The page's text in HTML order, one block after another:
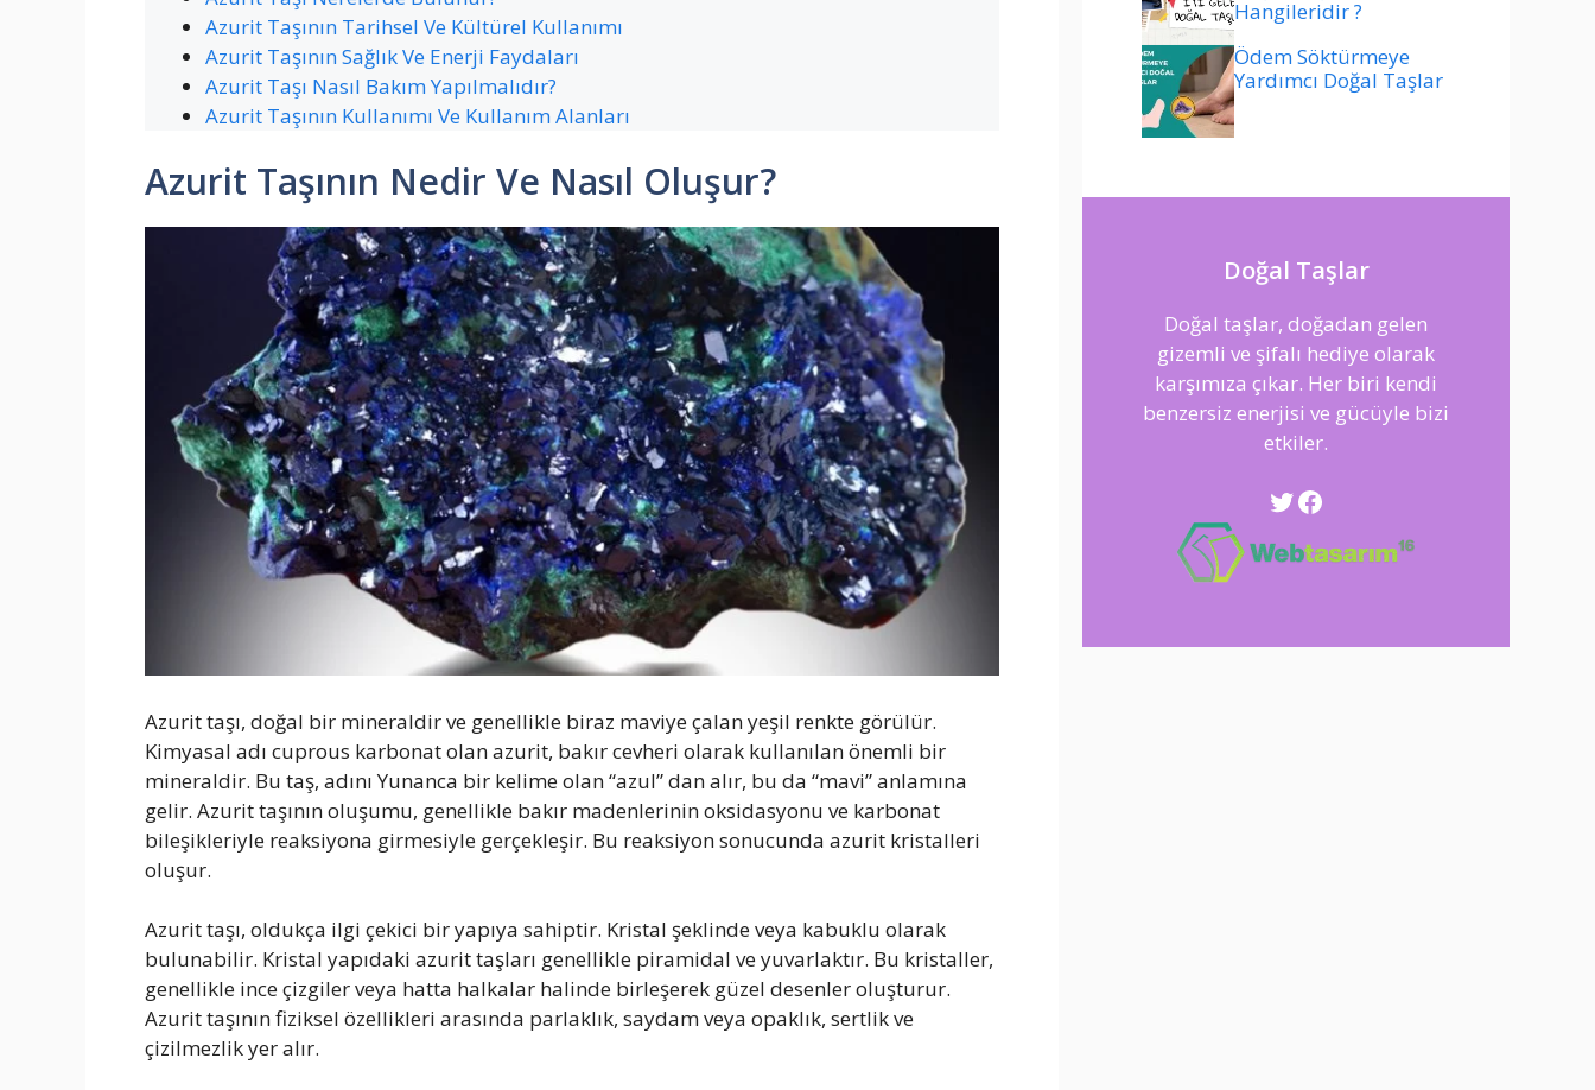
Azurit Taşının Tarihsel Ve Kültürel Kullanımı
Azurit Taşının Sağlık Ve Enerji Faydaları
Azurit Taşı Nasıl Bakım Yapılmalıdır?
Azurit Taşının Kullanımı Ve Kullanım Alanları
Azurit Taşının Nedir Ve Nasıl Oluşur?
Azurit taşı, doğal bir mineraldir ve genellikle biraz maviye çalan yeşil renkte görülür.
Kimyasal adı cuprous karbonat olan azurit, bakır cevheri olarak kullanılan önemli bir
mineraldir. Bu taş, adını Yunanca bir kelime olan “azul” dan alır, bu da “mavi” anlamına
gelir. Azurit taşının oluşumu, genellikle bakır madenlerinin oksidasyonu ve karbonat
bileşikleriyle reaksiyona girmesiyle gerçekleşir. Bu reaksiyon sonucunda azurit kristalleri
oluşur.
Azurit taşı, oldukça ilgi çekici bir yapıya sahiptir. Kristal şeklinde veya kabuklu olarak
bulunabilir. Kristal yapıdaki azurit taşları genellikle piramidal ve yuvarlaktır. Bu kristaller,
genellikle ince çizgiler veya hatta halkalar halinde birleşerek güzel desenler oluşturur.
Azurit taşının fiziksel özellikleri arasında parlaklık, saydam veya opaklık, sertlik ve
çizilmezlik yer alır.
Hangileridir ?
Ödem Söktürmeye
Yardımcı Doğal Taşlar
Doğal Taşlar
Doğal taşlar, doğadan gelen
gizemli ve şifalı hediye olarak
karşımıza çıkar. Her biri kendi
benzersiz enerjisi ve gücüyle bizi
etkiler.
Twitter
Facebook